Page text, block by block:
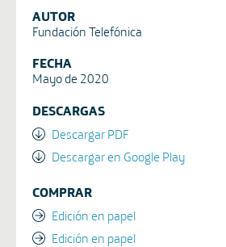
AUTOR
Fundación Telefónica
FECHA
Mayo de 2020
DESCARGAS
Descargar PDF
Descargar en Google Play
COMPRAR
Edición en papel
Edición en papel